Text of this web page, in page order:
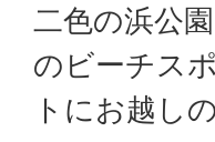
二色の浜公
のビーチス
トにお越し